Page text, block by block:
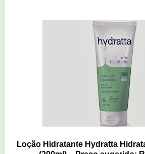
Loção Hidratante Hydratta